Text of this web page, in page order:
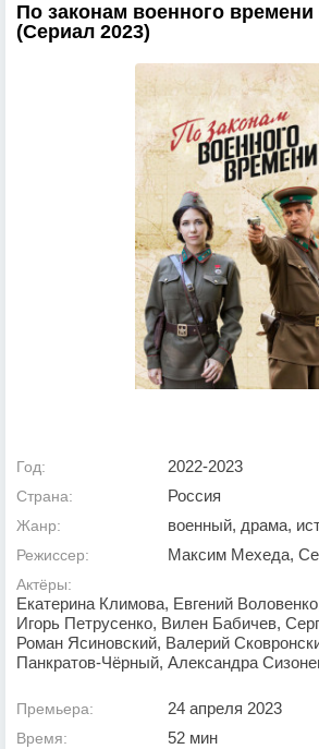
По законам военного времени
(Сериал 2023)
Год: 2022-2023
Страна: Россия
Жанр: военный, драма,
Режиссер: Максим Мехеда,
Актёры:
Екатерина Климова, Евгений
Игорь Петрусенко, Вилен Бабичев,
Роман Ясиновский, Валерий
Панкратов-Чёрный, Александра
Премьера: 24 апреля 2023
Время: 52 мин